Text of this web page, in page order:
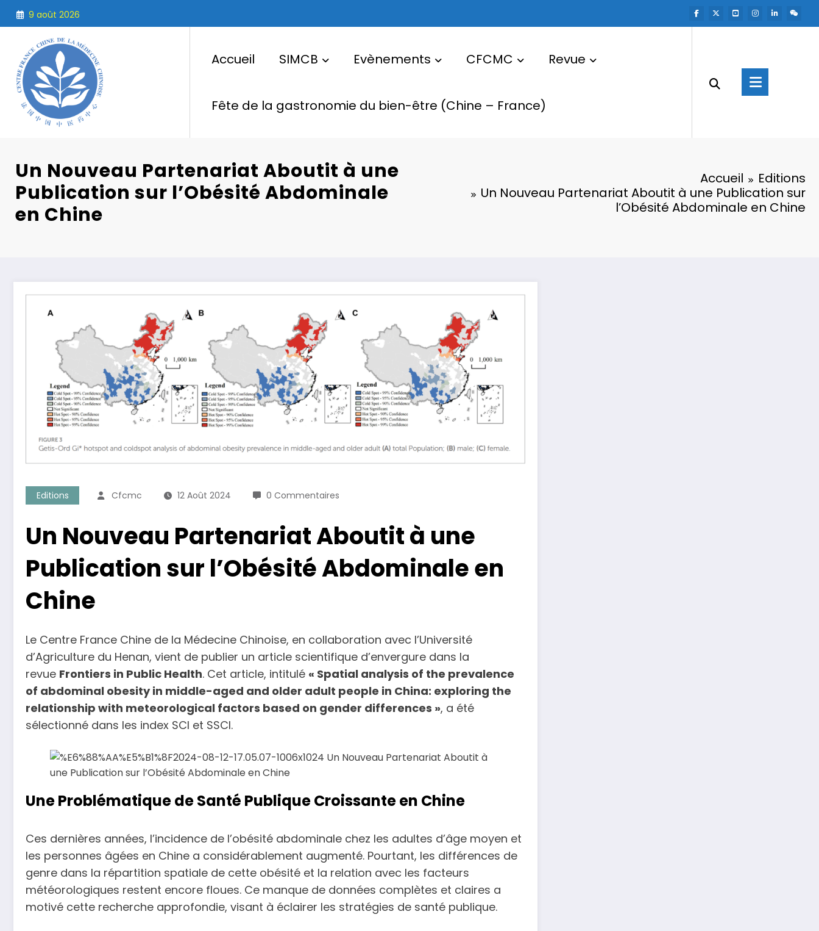
Aller
9 août 2026
Accueil SIMCB Evènements CFCMC Revue
Fête de la gastronomie du bien-être (Chine – France)
Un Nouveau Partenariat Aboutit à une
Publication sur l’Obésité Abdominale
en Chine
Accueil
Editions
Un Nouveau Partenariat Aboutit à une Publication sur
l’Obésité Abdominale en Chine
Editions Cfcmc 12 Août 2024 0 Commentaires
Un Nouveau Partenariat Aboutit à une
Publication sur l’Obésité Abdominale en
Chine
Le Centre France Chine de la Médecine Chinoise, en collaboration avec l’Université
d’Agriculture du Henan, vient de publier un article scientifique d’envergure dans la
revue Frontiers in Public Health. Cet article, intitulé « Spatial analysis of the prevalence
of abdominal obesity in middle-aged and older adult people in China: exploring the
relationship with meteorological factors based on gender differences », a été
sélectionné dans les index SCI et SSCI.
Une Problématique de Santé Publique Croissante en Chine
Ces dernières années, l’incidence de l’obésité abdominale chez les adultes d’âge moyen et
les personnes âgées en Chine a considérablement augmenté. Pourtant, les différences de
genre dans la répartition spatiale de cette obésité et la relation avec les facteurs
météorologiques restent encore floues. Ce manque de données complètes et claires a
motivé cette recherche approfondie, visant à éclairer les stratégies de santé publique.